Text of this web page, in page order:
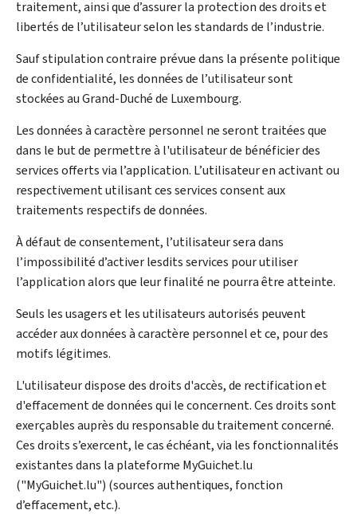
traitement, ainsi que d’assurer la protection des droits et
libertés de l’utilisateur selon les standards de l’industrie.
Sauf stipulation contraire prévue dans la présente politique
de confidentialité, les données de l’utilisateur sont
stockées au Grand-Duché de Luxembourg.
Les données à caractère personnel ne seront traitées que
dans le but de permettre à l'utilisateur de bénéficier des
services offerts via l’application. L’utilisateur en activant ou
respectivement utilisant ces services consent aux
traitements respectifs de données.
À défaut de consentement, l’utilisateur sera dans
l’impossibilité d’activer lesdits services pour utiliser
l’application alors que leur finalité ne pourra être atteinte.
Seuls les usagers et les utilisateurs autorisés peuvent
accéder aux données à caractère personnel et ce, pour des
motifs légitimes.
L'utilisateur dispose des droits d'accès, de rectification et
d'effacement de données qui le concernent. Ces droits sont
exerçables auprès du responsable du traitement concerné.
Ces droits s’exercent, le cas échéant, via les fonctionnalités
existantes dans la plateforme MyGuichet.lu
("MyGuichet.lu") (sources authentiques, fonction
d’effacement, etc.).